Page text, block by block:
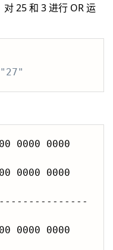
25 和 3 进行 OR 运
0000 0000
0000 0000